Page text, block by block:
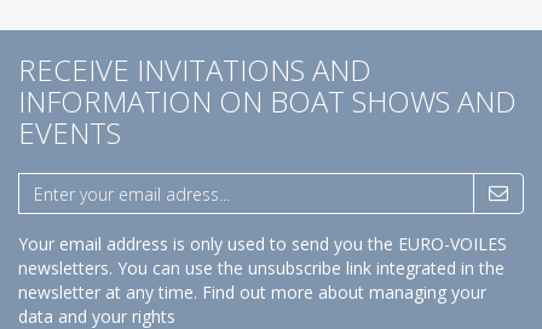
RECEIVE INVITATIONS AND
INFORMATION ON BOAT SHOWS AND
EVENTS
Your email address is only used to send you the EURO-VOILES
newsletters. You can use the unsubscribe link integrated in the
newsletter at any time. Find out more about managing your
data and your rights